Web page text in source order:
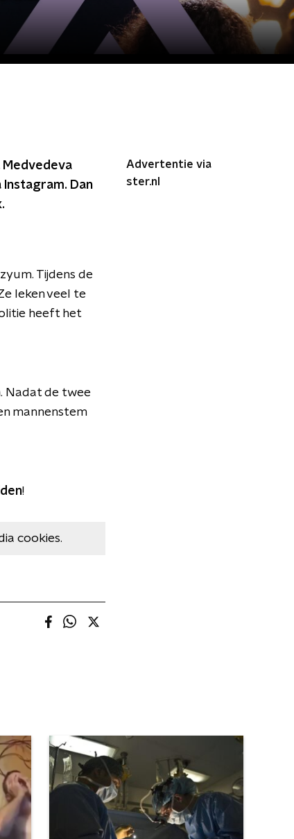
Medvedeva
Dan
Tijdens de
leken veel te
heeft het
Nadat de twee
mannenstem
!
cookies.
Advertentie via
ster.nl